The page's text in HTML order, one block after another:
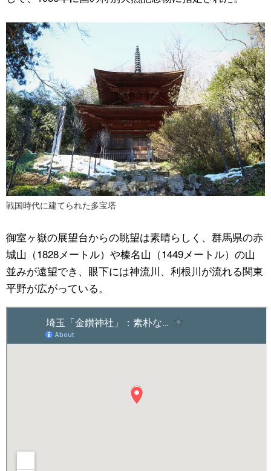
戦国時代に建てられた多宝塔
御室ヶ嶽の展望台からの眺望は素晴らしく、群馬県の赤
城山（1828メートル）や榛名山（1449メートル）の山
並みが遠望でき、眼下には神流川、利根川が流れる関東
平野が広がっている。